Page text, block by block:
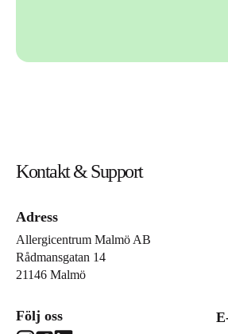
Kontakt & Support
Adress
Allergicentrum Malmö AB
Rådmansgatan 14
21146 Malmö
Följ oss